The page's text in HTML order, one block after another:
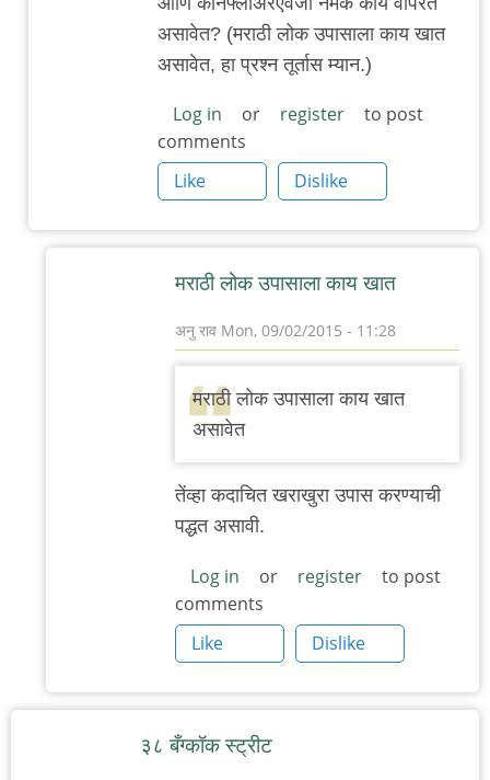
असावेत? (मराठी लोक उपासाला काय खात
असावेत, हा प्रश्न तूर्तास म्यान.)
Log in or register
to post
comments
Like
Dislike
मराठी लोक उपासाला काय खात
अनु राव Mon, 09/02/2015 - 11:28
reply
to
आणखी
by
'न'वी
बाजू
मराठी लोक उपासाला काय खात
असावेत
तेंव्हा कदाचित खराखुरा उपास करण्याची
पद्धत असावी.
Log in or register
to post
comments
Like
Dislike
३८ बँग्कॉक स्ट्रीट